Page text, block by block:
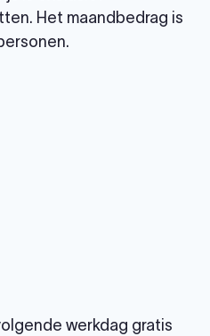
Het maandbedrag is
werkdag gratis